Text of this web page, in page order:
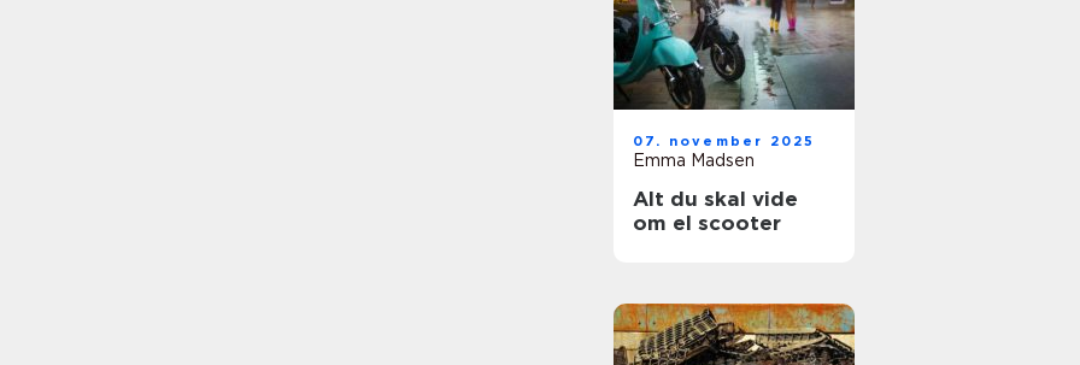
07. november 2025
Emma Madsen
Alt du skal vide
om el scooter